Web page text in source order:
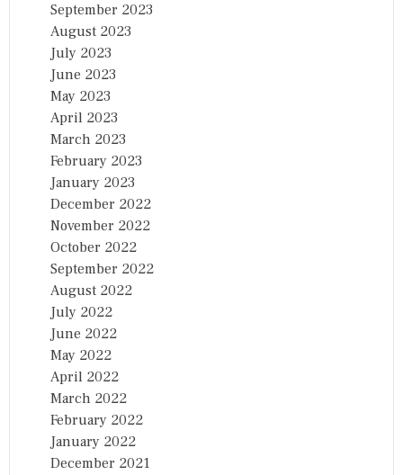
September 2023
August 2023
July 2023
June 2023
May 2023
April 2023
March 2023
February 2023
January 2023
December 2022
November 2022
October 2022
September 2022
August 2022
July 2022
June 2022
May 2022
April 2022
March 2022
February 2022
January 2022
December 2021